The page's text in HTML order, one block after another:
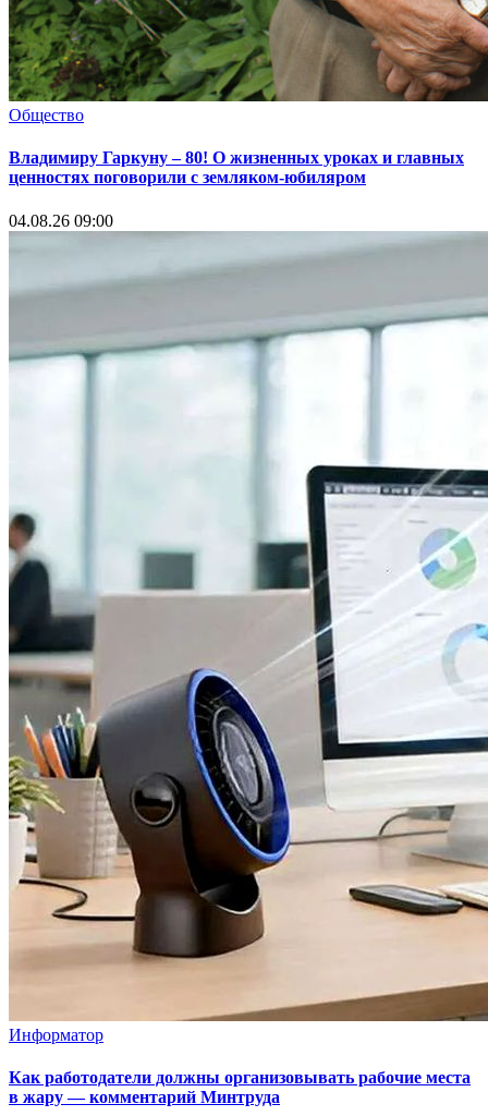
Общество
Владимиру Гаркуну – 80! О жизненных уроках и главных
ценностях поговорили с земляком-юбиляром
04.08.26 09:00
Информатор
Как работодатели должны организовывать рабочие места
в жару — комментарий Минтруда